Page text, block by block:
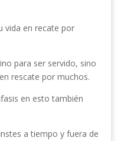
vida en recate por
para ser servido, sino
rescate por muchos.
en esto también
a tiempo y fuera de